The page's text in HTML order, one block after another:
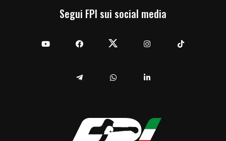
Segui FPI sui social media